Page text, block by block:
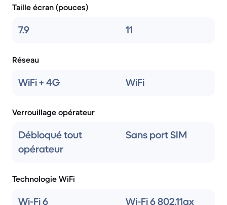
Taille écran (pouces)
7.9 11
Réseau
WiFi + 4G WiFi
Verrouillage opérateur
Débloqué tout
opérateur
Sans port SIM
Technologie WiFi
Wi-Fi 6 Wi-Fi 6 802.11ax